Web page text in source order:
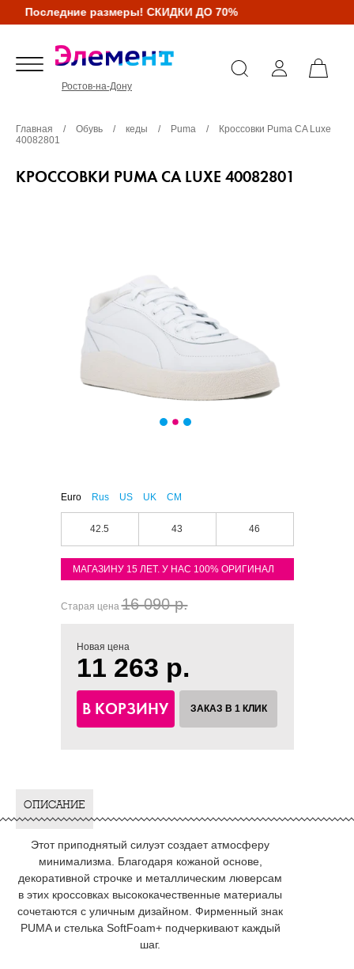
Последние размеры! СКИДКИ ДО 70%
Ростов-на-Дону
Главная / Обувь / кеды / Puma /
Кроссовки Puma CA Luxe
40082801
КРОССОВКИ PUMA CA LUXE 40082801
Euro Rus US UK CM
42.5 43 46
МАГАЗИНУ 15 ЛЕТ. У НАС 100% ОРИГИНАЛ
Старая цена16 090 р.
Новая цена
11 263 р.
В КОРЗИНУ ЗАКАЗ В 1 КЛИК
ОПИСАНИЕ
Этот приподнятый силуэт создает атмосферу
минимализма. Благодаря кожаной основе,
декоративной строчке и металлическим люверсам
в этих кроссовках высококачественные материалы
сочетаются с уличным дизайном. Фирменный знак
PUMA и стелька SoftFoam+ подчеркивают каждый
шаг.